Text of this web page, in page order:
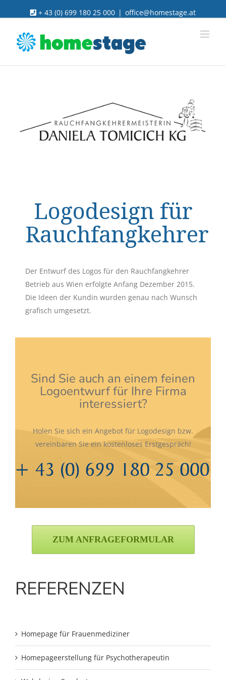
to
content
+ 43 (0) 699 180 25 000 | office@homestage.at
Image
Logodesign für
Rauchfangkehrer
Der Entwurf des Logos für den Rauchfangkehrer
Betrieb aus Wien erfolgte Anfang Dezember 2015.
Die Ideen der Kundin wurden genau nach Wunsch
grafisch umgesetzt.
Sind Sie auch an einem feinen
Logoentwurf für Ihre Firma
interessiert?
Holen Sie sich ein Angebot für Logodesign bzw.
vereinbaren Sie ein kostenloses Erstgespräch!
ZUM ANFRAGEFORMULAR
REFERENZEN
Homepage für Frauenmediziner
Homepageerstellung für Psychotherapeutin